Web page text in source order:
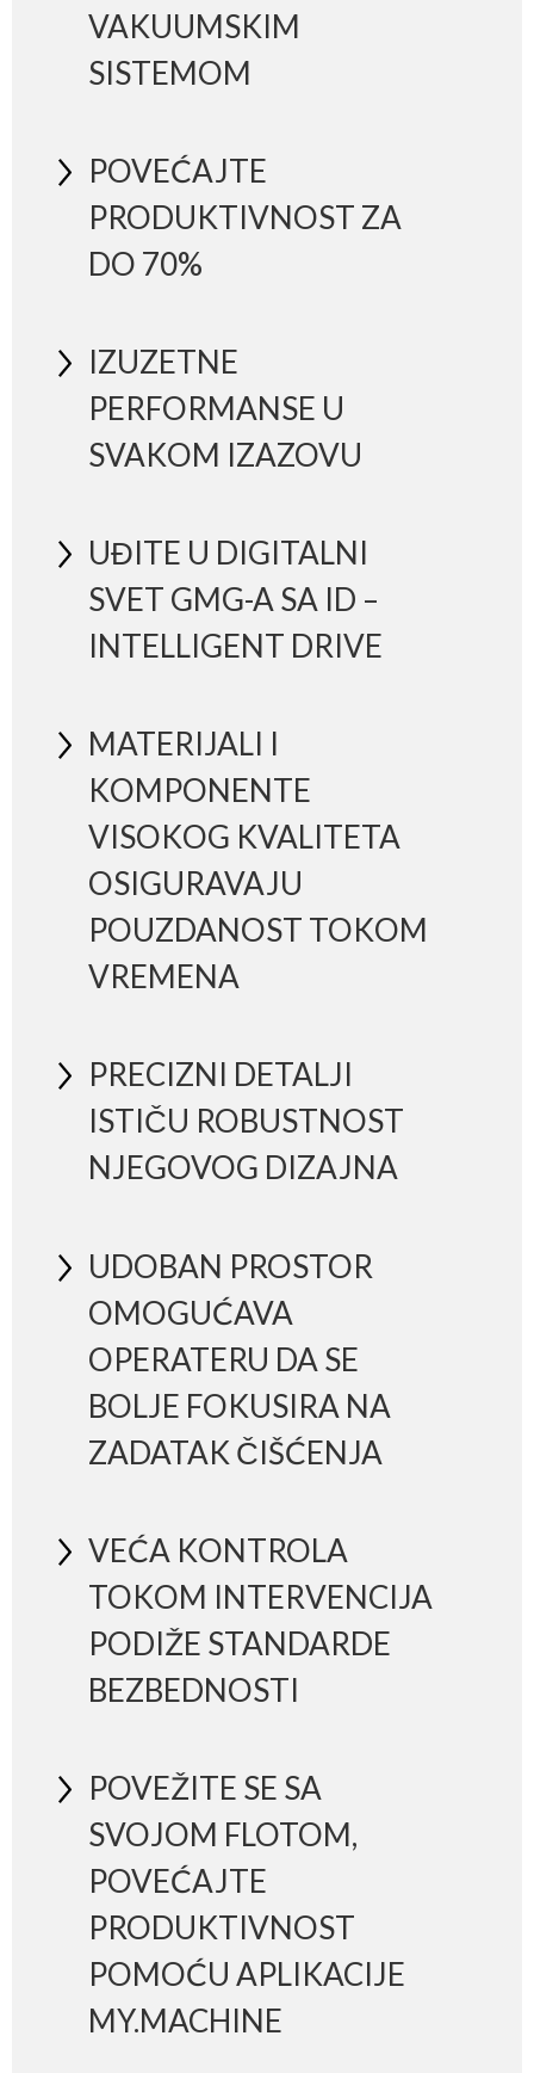
VAKUUMSKIM
SISTEMOM
POVEĆAJTE
PRODUKTIVNOST ZA
DO 70%
IZUZETNE
PERFORMANSE U
SVAKOM IZAZOVU
UĐITE U DIGITALNI
SVET GMG-A SA ID –
INTELLIGENT DRIVE
MATERIJALI I
KOMPONENTE
VISOKOG KVALITETA
OSIGURAVAJU
POUZDANOST TOKOM
VREMENA
PRECIZNI DETALJI
ISTIČU ROBUSTNOST
NJEGOVOG DIZAJNA
UDOBAN PROSTOR
OMOGUĆAVA
OPERATERU DA SE
BOLJE FOKUSIRA NA
ZADATAK ČIŠĆENJA
VEĆA KONTROLA
TOKOM INTERVENCIJA
PODIŽE STANDARDE
BEZBEDNOSTI
POVEŽITE SE SA
SVOJOM FLOTOM,
POVEĆAJTE
PRODUKTIVNOST
POMOĆU APLIKACIJE
MY.MACHINE